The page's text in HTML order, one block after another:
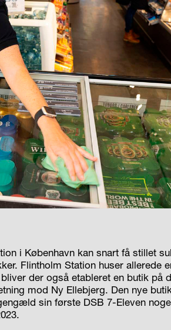
i København kan snart få stillet
Flintholm Station huser allerede
der også etableret en butik på
mod Ny Ellebjerg. Den nye
sin første DSB 7-Eleven